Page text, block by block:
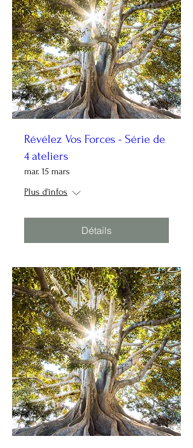
Révélez Vos Forces - Série de
4 ateliers
mar. 15 mars
Plus d'infos
Détails